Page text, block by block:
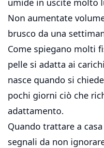
Non aumentate
brusco da una
Come spiegano molti
pelle si adatta ai
nasce quando si
pochi giorni ciò che
adattamento.
Quando trattare a
segnali da non